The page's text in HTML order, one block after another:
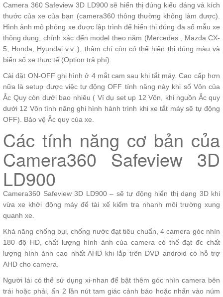
Camera 360 Safeview 3D LD900 sẽ hiển thị đúng kiểu dáng và kích
thước của xe của bạn (camera360 thông thường không làm được).
Hình ảnh mô phỏng xe được lập trình để hiển thị đúng đa số mẫu xe
thông dụng, chính xác đến model theo năm (Mercedes , Mazda CX-
5, Honda, Hyundai v.v..), thậm chí còn có thể hiển thị đúng màu và
biển số xe thực tế (Option trả phí).
Cài đặt ON-OFF ghi hình ở 4 mắt cam sau khi tắt máy. Cao cấp hơn
nữa là setup được việc tự động OFF tính năng này khi số Vôn của
Ắc Quy còn dưới bao nhiêu ( Ví dụ set up 12 Vôn, khi nguồn Ắc quy
dưới 12 Vôn tình năng ghi hình hành trình khi xe tắt máy sẽ tự động
OFF). Bảo vệ Ắc quy của xe.
Các tính năng cơ bản của
Camera360 Safeview 3D
LD900
Camera360 Safeview 3D LD900 – sẽ tự động hiển thị dạng 3D khi
vừa xe khởi động máy để tài xế kiểm tra nhanh môi trường xung
quanh xe.
Khả năng chống bụi, chống nước đạt tiêu chuẩn, 4 camera góc nhìn
180 độ HD, chất lượng hình ảnh của camera có thể đạt đc chất
lượng hình ảnh cao nhất AHD khi lắp trên DVD android có hỗ trợ
AHD cho camera.
Người lái có thể sử dụng xi-nhan để bật thêm góc nhìn camera bên
trái hoặc phải, ấn 2 lần nút tam giác cảnh báo hoặc nhấn vào núm